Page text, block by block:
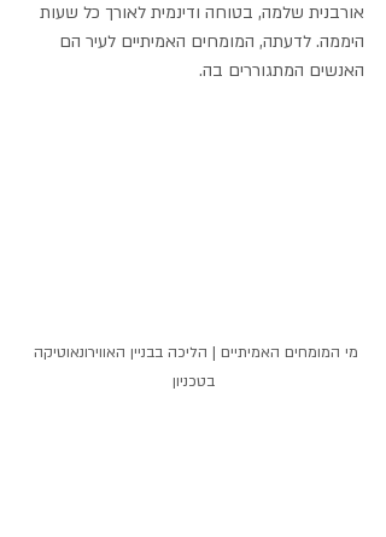
אורבנית שלמה, בטוחה ודינמית לאורך כל שעות
היממה. לדעתה, המומחים האמיתיים לעיר הם
האנשים המתגוררים בה.
מי המומחים האמיתיים | הליכה בבניין האווירונאוטיקה
בטכניון